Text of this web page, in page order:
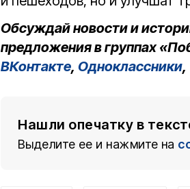
Обсуждай новости и
предложения в группах
ВКонтакте, Одноклассники,
Нашли опечатку в
Выделите ее и нажмите на